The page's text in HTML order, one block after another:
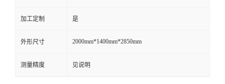
加工定制 是
外形尺寸 2000mm*1400mm*2850mm
测量精度 见说明